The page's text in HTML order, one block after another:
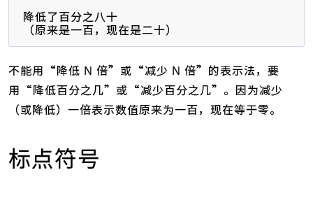
降低了百分之八十
（原来是一百，现在是二十）
不能用“降低 N 倍”或“减少 N 倍”的表示法，要
用“降低百分之几”或“减少百分之几”。因为减少
（或降低）一倍表示数值原来为一百，现在等于零。
标点符号